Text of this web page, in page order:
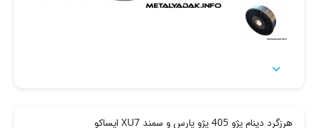

هرزگرد دینام پژو 405 پژو پارس و سمند XU7 ایساکو